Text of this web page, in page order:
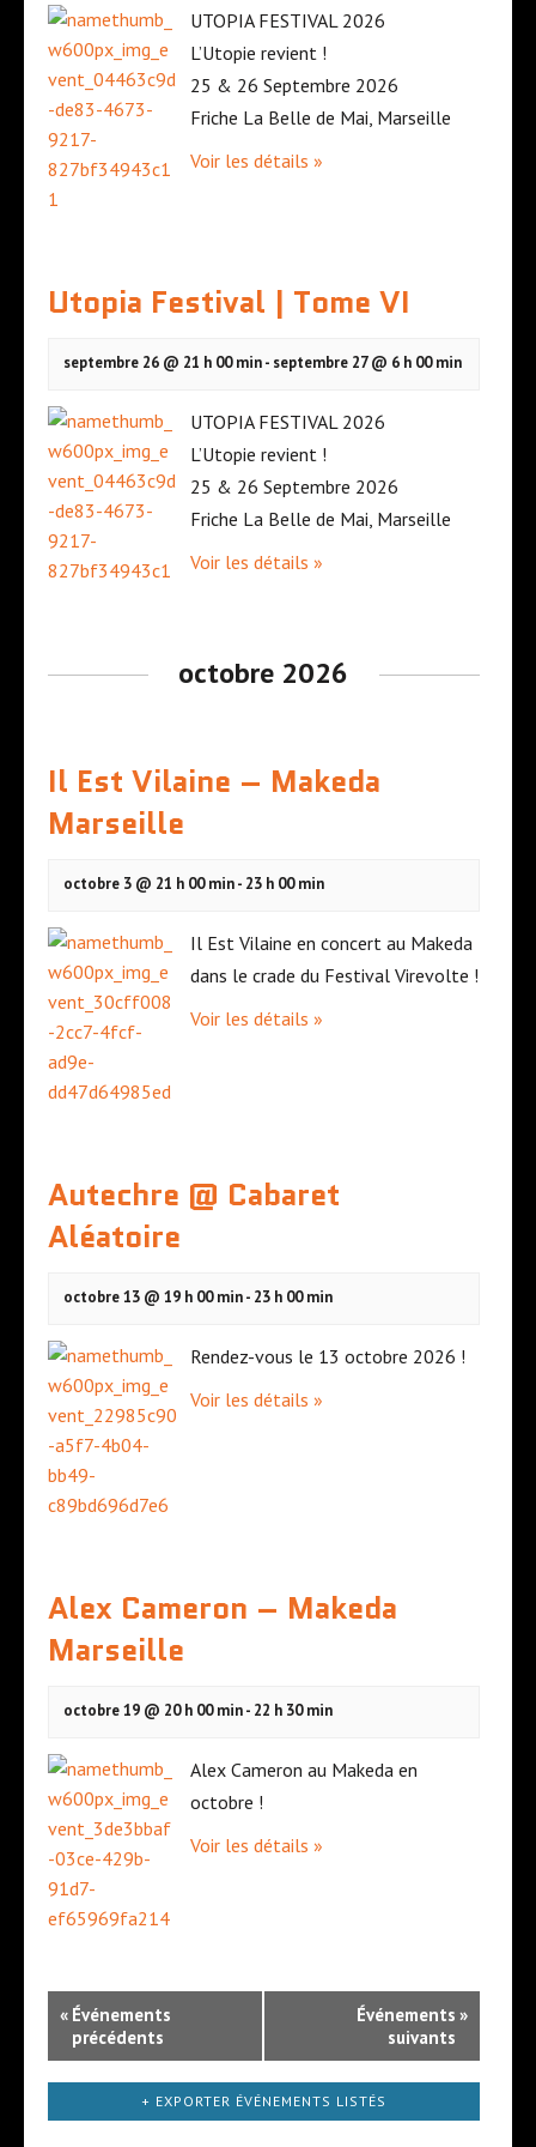
UTOPIA FESTIVAL 2026
L’Utopie revient !
25 & 26 Septembre 2026
Friche La Belle de Mai, Marseille
Voir les détails »
Utopia Festival | Tome VI
septembre 26 @ 21 h 00 min- septembre 27 @ 6 h 00 min
UTOPIA FESTIVAL 2026
L’Utopie revient !
25 & 26 Septembre 2026
Friche La Belle de Mai, Marseille
Voir les détails »
octobre 2026
Il Est Vilaine – Makeda
Marseille
octobre 3 @ 21 h 00 min- 23 h 00 min
Il Est Vilaine en concert au Makeda
dans le crade du Festival Virevolte !
Voir les détails »
Autechre @ Cabaret
Aléatoire
octobre 13 @ 19 h 00 min- 23 h 00 min
Rendez-vous le 13 octobre 2026 !
Voir les détails »
Alex Cameron – Makeda
Marseille
octobre 19 @ 20 h 00 min- 22 h 30 min
Alex Cameron au Makeda en
octobre !
Voir les détails »
N
v
i
« Événements
précédents
Événements
suivants
»
+ EXPORTER ÉVÉNEMENTS LISTÉS